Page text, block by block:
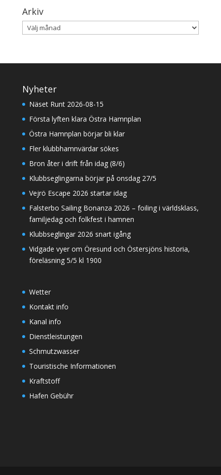
Arkiv
Arkiv
Nyheter
Näset Runt 2026-08-15
Första lyften klara Östra Hamnplan
Östra Hamnplan börjar bli klar
Fler klubbhamnvärdar sökes
Bron åter i drift från idag (8/6)
Klubbseglingarna börjar på onsdag 27/5
Vejrö Escape 2026 startar idag
Falsterbo Sailing Bonanza 2026 – foiling i världsklass,
familjedag och folkfest i hamnen
Klubbseglingar 2026 snart igång
Vidgade vyer om Öresund och Östersjöns historia,
föreläsning 5/5 kl 1900
Wetter
Kontakt info
Kanal info
Dienstleistungen
Schmutzwasser
Touristische Informationen
Kraftstoff
Hafen Gebühr